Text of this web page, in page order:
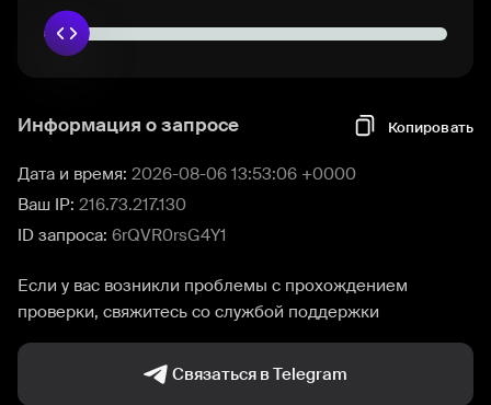
Информация о запросе Копировать
Дата и время: 2026-08-06 13:53:06 +0000
Ваш IP: 216.73.217.130
ID запроса: 6rQVR0rsG4Y1
Если у вас возникли проблемы с прохождением
проверки, свяжитесь со службой поддержки
Связаться в Telegram